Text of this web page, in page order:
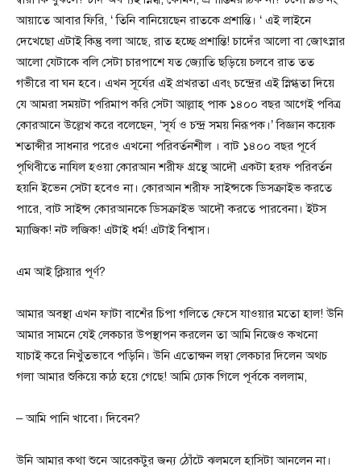
আয়াতে আবার ফিরি, ‘ তিনি বানিয়েছেন রাতকে প্রশান্তি। ‘ এই লাইনে
দেখেছো এটাই কিন্তু বলা আছে, রাত হচ্ছে প্রশান্তি! চাদেঁর আলো বা জোৎস্নার
আলো যেটাকে বলি সেটা চারপাশে যত জ্যোতি ছড়িয়ে চলবে রাত তত
গভীরে বা ঘন হবে। এখন সূর্যের এই প্রখরতা এবং চন্দ্রের এই স্নিগ্ধতা দিয়ে
যে আমরা সময়টা পরিমাপ করি সেটা আল্লাহ্ পাক ১৪০০ বছর আগেই পবিত্র
কোরআনে উল্লেখ করে বলেছেন, ‘সূর্য ও চন্দ্র সময় নিরূপক।’ বিজ্ঞান কয়েক
শতাব্দীর সাধনার পরেও এখনো পরিবর্তনশীল । বাট ১৪০০ বছর পূর্বে
পৃথিবীতে নাযিল হওয়া কোরআন শরীফ গ্রন্থে আদৌ একটা হরফ পরিবর্তন
হয়নি ইভেন সেটা হবেও না। কোরআন শরীফ সাইন্সকে ডিসক্রাইভ করতে
পারে, বাট সাইন্স কোরআনকে ডিসক্রাইভ আদৌ করতে পারবেনা। ইটস
ম্যাজিক! নট লজিক! এটাই ধর্ম! এটাই বিশ্বাস।
এম আই ক্লিয়ার পূর্ণ?
আমার অবস্থা এখন ফাটা বাশেঁর চিপা গলিতে ফেসে যাওয়ার মতো হাল! উনি
আমার সামনে যেই লেকচার উপস্থাপন করলেন তা আমি নিজেও কখনো
যাচাই করে নিখুঁতভাবে পড়িনি। উনি এতোক্ষন লম্বা লেকচার দিলেন অথচ
গলা আমার শুকিয়ে কাঠ হয়ে গেছে! আমি ঢোক গিলে পূর্বকে বললাম,
– আমি পানি খাবো। দিবেন?
উনি আমার কথা শুনে আরেকটুর জন্য ঠোঁটে ঝলমলে হাসিটা আনলেন না।